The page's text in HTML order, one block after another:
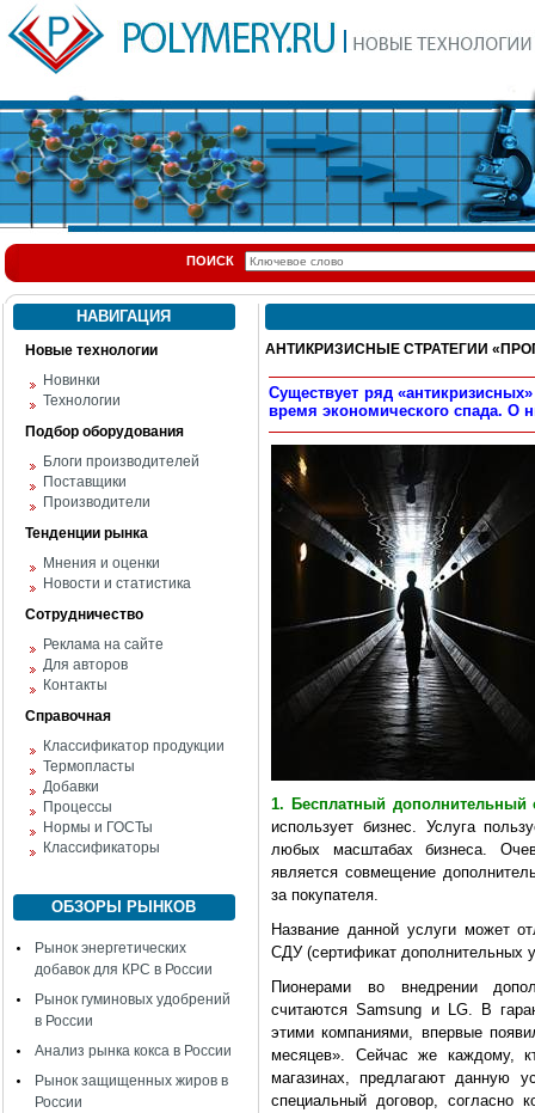
ПОИСК
НАВИГАЦИЯ
Новые технологии
Новинки
Технологии
Подбор оборудования
Блоги производителей
Поставщики
Производители
Тенденции рынка
Мнения и оценки
Новости и статистика
Сотрудничество
Реклама на сайте
Для авторов
Контакты
Справочная
Классификатор продукции
Термопласты
Добавки
Процессы
Нормы и ГОСТы
Классификаторы
ОБЗОРЫ РЫНКОВ
Рынок энергетических
добавок для КРС в России
Рынок гуминовых удобрений
в России
Анализ рынка кокса в России
Рынок защищенных жиров в
России
АНТИКРИЗИСНЫЕ СТРАТЕГИИ
Существует ряд
время экономического спада. О
1. Бесплатный дополнительный
использует бизнес. Услуга
любых масштабах бизнеса.
является совмещение
за покупателя.
Название данной услуги может
СДУ (сертификат
Пионерами во внедрении
считаются Samsung и LG. В
этими компаниями, впервые
месяцев». Сейчас же каждому,
магазинах, предлагают данную
специальный договор, согласно